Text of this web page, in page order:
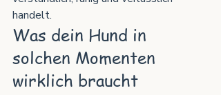
handelt.
Was dein Hund in
solchen Momenten
wirklich braucht